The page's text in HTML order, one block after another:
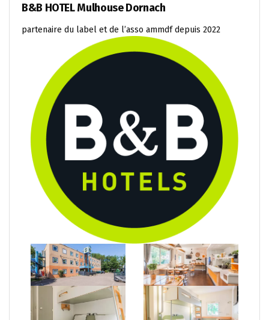
B&B HOTEL Mulhouse Dornach
partenaire du label et de l’asso ammdf depuis 2022